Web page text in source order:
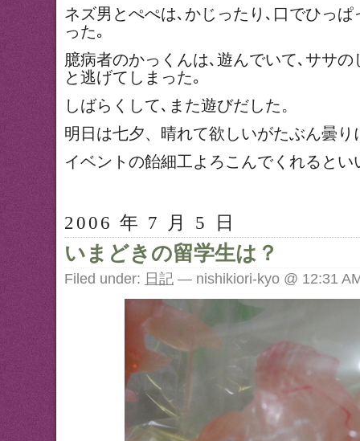
ネズ男とぺぺは､かじったり､口でひっ
った｡
臆病者のかっくんは､遊んでいて､ササ
と逃げてしまった｡
しばらくして､また遊びだした。
明日は七夕、晴れて欲しいがたぶん曇り
イベントの飴細工よろこんでくれるとい
2006 年 7 月 5 日
いまどきの留学生は？
Filed under: 日記 — nishikiori-kyo @ 12:31